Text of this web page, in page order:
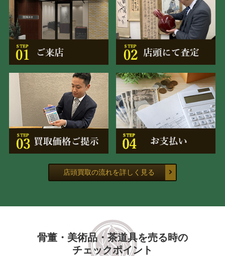
店頭買取の流れを詳しく見る
骨董・美術品・茶道具を売る時の
チェックポイント